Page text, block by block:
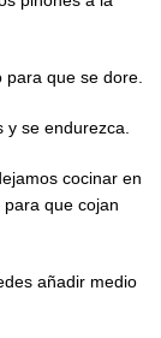
que se dore.
se endurezca.
cocinar en
que cojan
añadir medio